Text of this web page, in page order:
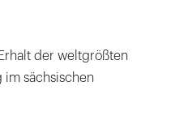
der weltgrößten
sächsischen